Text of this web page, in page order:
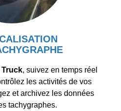
Truck, suivez en temps réel
les activités de vos
et archivez les données
tachygraphes.